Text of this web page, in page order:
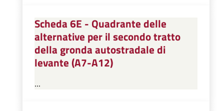
Scheda 6E - Quadrante delle
alternative per il secondo tratto
della gronda autostradale di
levante (A7-A12)
...